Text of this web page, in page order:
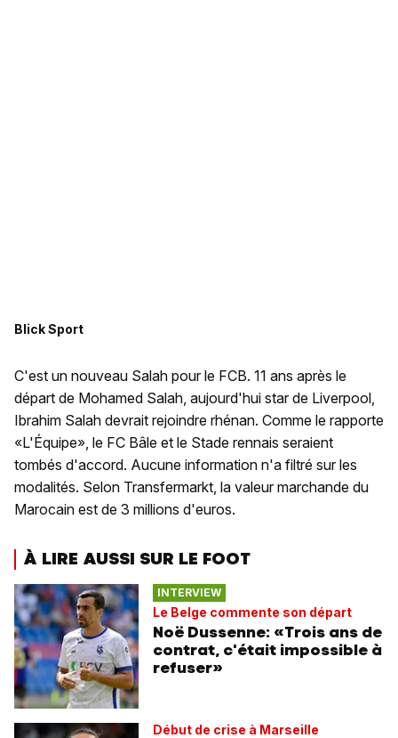
Blick Sport
C'est un nouveau Salah pour le FCB. 11 ans après le
départ de Mohamed Salah, aujourd'hui star de Liverpool,
Ibrahim Salah devrait rejoindre rhénan. Comme le rapporte
«L'Équipe», le FC Bâle et le Stade rennais seraient
tombés d'accord. Aucune information n'a filtré sur les
modalités. Selon Transfermarkt, la valeur marchande du
Marocain est de 3 millions d'euros.
À LIRE AUSSI SUR LE FOOT
INTERVIEW
Le Belge commente son départ
Noë Dussenne: «Trois ans de
contrat, c'était impossible à
refuser»
Début de crise à Marseille